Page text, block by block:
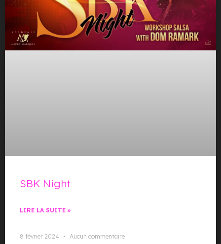
SBK Night
LIRE LA SUITE »
8 février 2024 Aucun commentaire